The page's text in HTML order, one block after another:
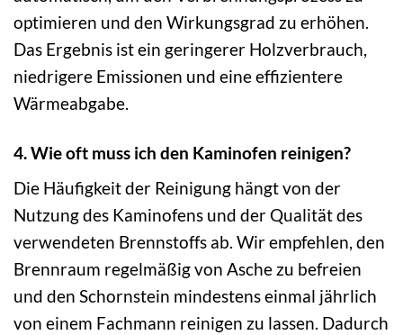
optimieren und den Wirkungsgrad zu erhöhen.
Das Ergebnis ist ein geringerer Holzverbrauch,
niedrigere Emissionen und eine effizientere
Wärmeabgabe.
4. Wie oft muss ich den Kaminofen reinigen?
Die Häufigkeit der Reinigung hängt von der
Nutzung des Kaminofens und der Qualität des
verwendeten Brennstoffs ab. Wir empfehlen, den
Brennraum regelmäßig von Asche zu befreien
und den Schornstein mindestens einmal jährlich
von einem Fachmann reinigen zu lassen. Dadurch